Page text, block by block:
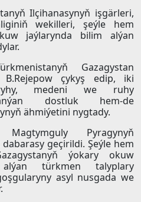
Ilçihanasynyň işgärleri,
wekilleri, şeýle hem
jaýlarynda bilim alýan
Gazagystan
B.Rejepow çykyş edip, iki
medeni we ruhy
dostluk hem-de
ähmiýetini nygtady.
Pyragynyň
geçirildi. Şeýle hem
ýokary okuw
türkmen talyplary
asyl nusgada we